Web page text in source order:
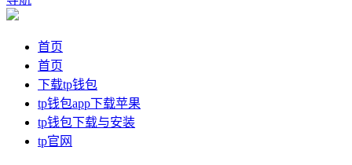
首页
首页
下载tp钱包
tp钱包app下载苹果
tp钱包下载与安装
tp官网